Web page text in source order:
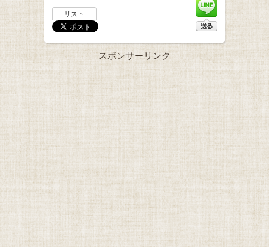
リスト
スポンサーリンク